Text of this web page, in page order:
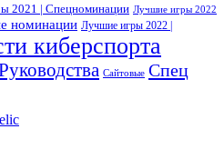
2021 | Спецноминации Лучшие игры 2022
номинации Лучшие игры 2022 |
киберспорта
Сайтовые Спец